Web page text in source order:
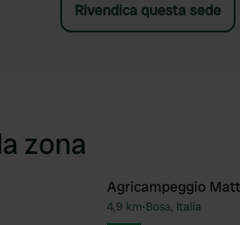
Rivendica questa sede
zona
Preferito
Agricampeggio
4,9 km•Bosa, Italia